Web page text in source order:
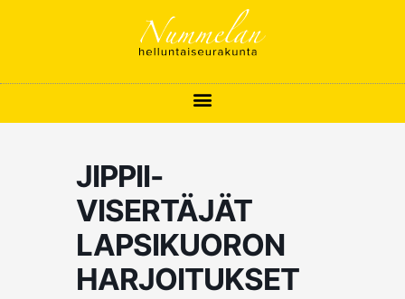
JIPPII-
VISERTÄJÄT
LAPSIKUORON
HARJOITUKSET